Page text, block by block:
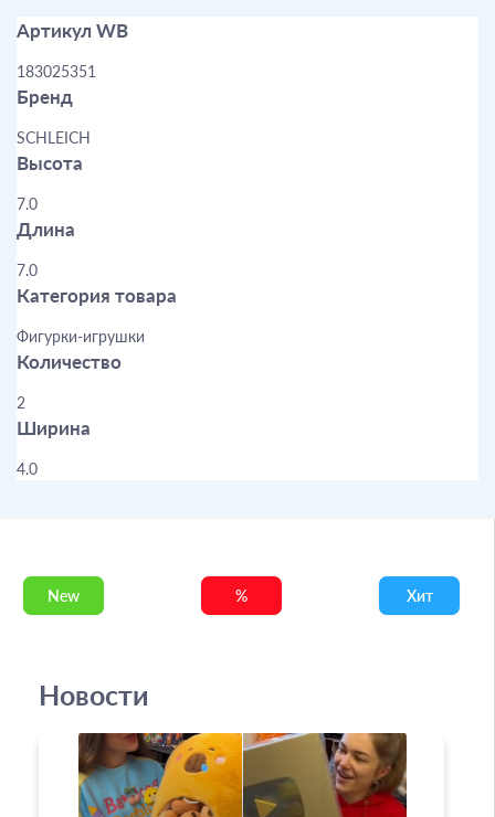
Артикул WB
183025351
Бренд
SCHLEICH
Высота
7.0
Длина
7.0
Категория товара
Фигурки-игрушки
Количество
2
Ширина
4.0
New % Хит
Новости